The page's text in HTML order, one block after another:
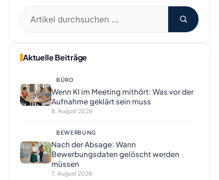
Suchen
nach:
Aktuelle Beiträge
BÜRO
Wenn KI im Meeting mithört: Was vor der
Aufnahme geklärt sein muss
8. August 2026
BEWERBUNG
Nach der Absage: Wann
Bewerbungsdaten gelöscht werden
müssen
7. August 2026